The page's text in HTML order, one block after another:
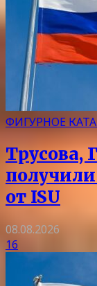
ФИГУРНОЕ
Трусова,
от ISU
08.08.2026
16